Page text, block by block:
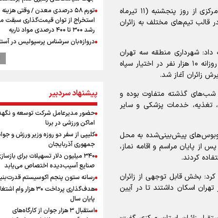
وی بیان کرد: ۳۰۰ نفر از خادمان سپاه روح‌الله استان مرکزی از روز پنجشنبه (۱۱ تیرماه
تیم‌های مختلف به زائران
داد: شهرداری منطقه سه تهران
مکانی در نمایشگاه بین‌المللی تهران با ظرفیت پذیرش روزانه ۱۰ هزار نفر در اختیار سپاه
زائران آغاز شد.
شب‌های گذشته متفاوت بوده و
تغذیه، خدمات پزشکی و سایر
پیش‌بینی‌شده به محل
از پایان مراسم و اقامه نماز،
کردند.
بخش قابل توجهی از زائران
اسکان داشتند تا در آیین
تورم ۵۸ درصدی معدن / وقتی هزینه
استخراج از توان قیمت‌گذاری سبقت
رشد ۳۰۰ تا ۴۰۰ درصدی مواد ناریه
دروازه‌بان سرشناس پرسپولیس در
پزشکیان: مذاکره به معنای تسلیم
وجود ندارد
طلا و دلار در آستانه یک تغییر مهم
همتی: اظهارات جدید آمریکا با ادعاهای
سازگار نیست
طلاق؛ زنگ خطری برای خانواده و سرمایه
اجتماعی
رونمایی از شماره پیراهن جدید بازیکنان
استقلال
افزایش شمار شهدای لبنان به چهار
۳۳۵ شهید
محمد نوری روبروی پرسپولیس می
پیشنهاد سردبیر
حضور مدیرعامل شرکت توسعه و
اماکن ورزشی در برنا
کلیپی از سفر دو روزه وزیر ورزش و
جمهوری آذربایجان
۳۴۰ میلیون دلار تسهیلات برای
صنایع آسیب‌دیده اختصاص می‌یابد
رسانه ستون پنجم اکوسیستم
هدف‌گذاری پرداخت ۳۰ هزار وام
پایان سال
استقبال ۳ هزار جوان از کارگاه‌های